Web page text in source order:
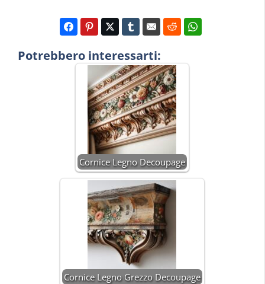
Potrebbero interessarti:
Cornice Legno Decoupage
Cornice Legno Grezzo Decoupage